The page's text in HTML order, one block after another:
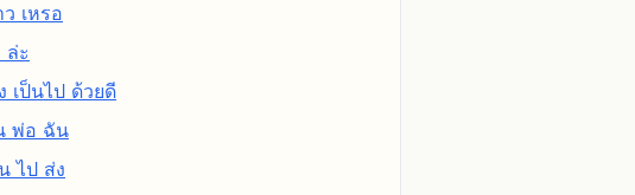
เหรอ
ล่ะ
เป็นไป ด้วยดี
พ่อ ฉัน
ไป ส่ง